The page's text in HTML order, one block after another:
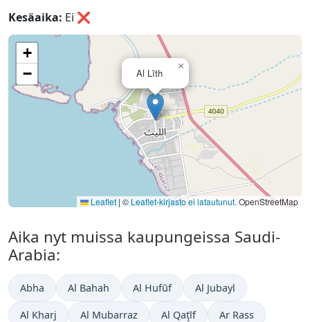
Kesäaika: Ei ❌
Al Līth
×
+
−
Leaflet | © Leaflet-kirjasto ei latautunut. OpenStreetMap
Aika nyt muissa kaupungeissa Saudi-
Arabia:
Abha Al Bahah Al Hufūf Al Jubayl
Al Kharj Al Mubarraz Al Qaţīf Ar Rass